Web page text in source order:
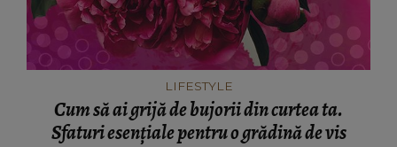
LIFESTYLE
Cum să ai grijă de bujorii din curtea ta.
Sfaturi esențiale pentru o grădină de vis